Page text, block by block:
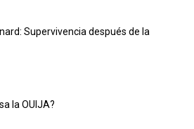
Supervivencia después de la
la OUIJA?